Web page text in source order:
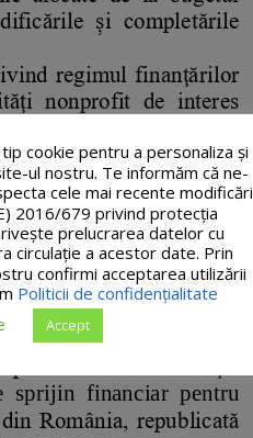
cookie pentru a personaliza și
ul nostru. Te informăm că ne-
cele mai recente modificări
2016/679 privind protecția
prelucrarea datelor cu
circulație a acestor date. Prin
confirmi acceptarea utilizării
Politicii de confidențialitate
Accept